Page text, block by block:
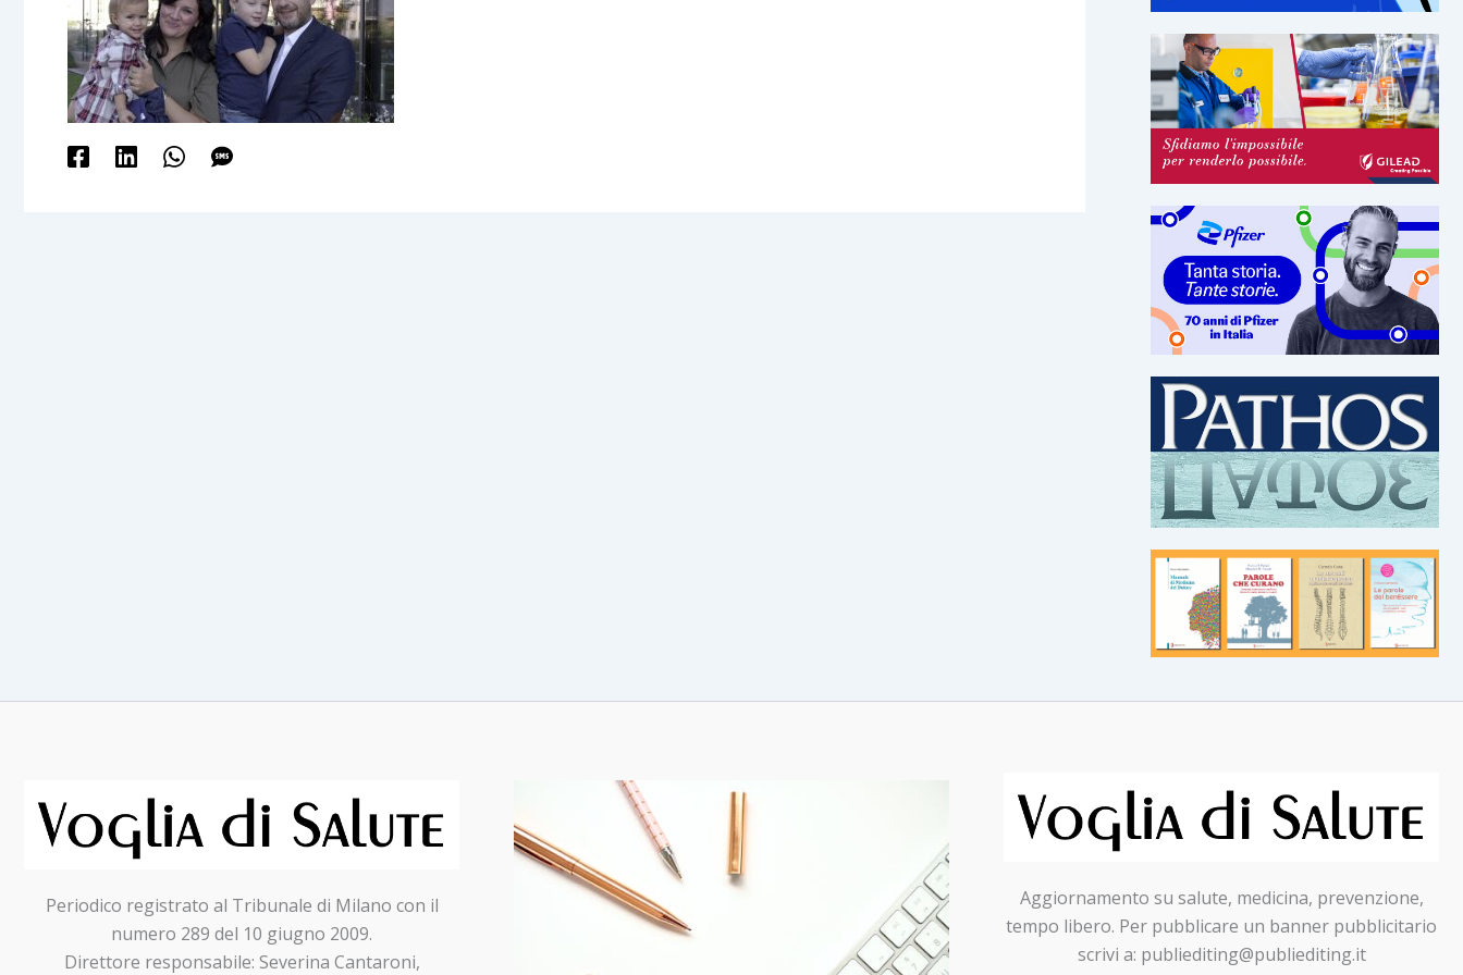
Periodico registrato al Tribunale di Milano con il
numero 289 del 10 giugno 2009.
Direttore responsabile: Severina Cantaroni,
Aggiornamento su salute, medicina, prevenzione,
tempo libero. Per pubblicare un banner pubblicitario
scrivi a: publiediting@publiediting.it